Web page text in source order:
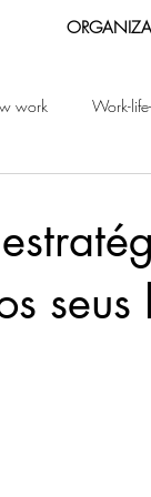
work Work-
do Tempo
seus